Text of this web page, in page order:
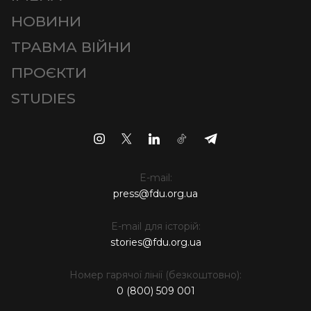
НОВИНИ
ТРАВМА ВІЙНИ
ПРОЄКТИ
STUDIES
E-mail:
press@fdu.org.ua
E-mail для історій:
stories@fdu.org.ua
Номер гарячої лінії (безкоштовно):
0 (800) 509 001